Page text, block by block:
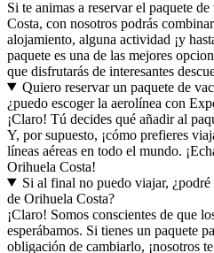
Si te animas a reservar el paquete
Costa, con nosotros podrás
alojamiento, alguna actividad ¡y
paquete es una de las mejores
que disfrutarás de interesantes
Quiero reservar un paquete de
¿puedo escoger la aerolínea con
¡Claro! Tú decides qué añadir al
Y, por supuesto, ¡cómo prefieres
líneas aéreas en todo el mundo.
Orihuela Costa!
Si al final no puedo viajar,
de Orihuela Costa?
¡Claro! Somos conscientes de que
esperábamos. Si tienes un paquete
obligación de cambiarlo, ¡nosotros